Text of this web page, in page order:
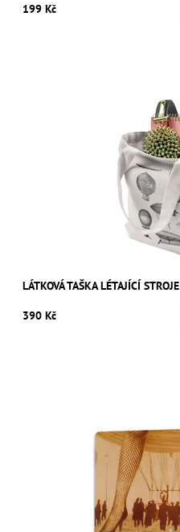
199 Kč
LÁTKOVÁ TAŠKA LÉTAJÍCÍ STROJE
390 Kč